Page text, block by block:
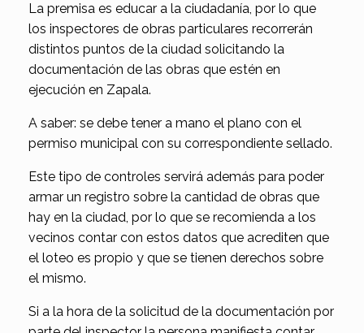
La premisa es educar a la ciudadanía, por lo que
los inspectores de obras particulares recorrerán
distintos puntos de la ciudad solicitando la
documentación de las obras que estén en
ejecución en Zapala.
A saber: se debe tener a mano el plano con el
permiso municipal con su correspondiente sellado.
Este tipo de controles servirá además para poder
armar un registro sobre la cantidad de obras que
hay en la ciudad, por lo que se recomienda a los
vecinos contar con estos datos que acrediten que
el loteo es propio y que se tienen derechos sobre
el mismo.
Si a la hora de la solicitud de la documentación por